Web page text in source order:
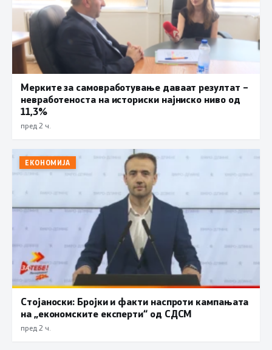
Мерките за самовработување даваат резултат –
невработеноста на историски најниско ниво од
11,3%
пред 2 ч.
ЕКОНОМИЈА
Стојаноски: Бројки и факти наспроти кампањата
на „економските експерти“ од СДСM
пред 2 ч.